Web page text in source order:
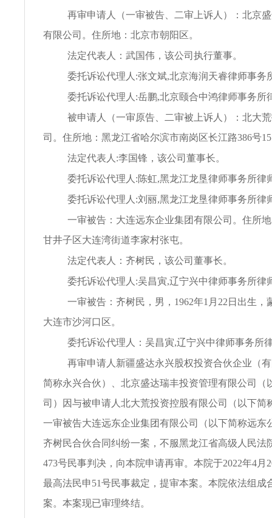
再审申请人（一审被告、二审上诉人）：北京
有限公司。住所地：北京市朝阳区。
法定代表人：武国伟，该公司执行董事。
委托诉讼代理人:张文斌,北京海润天睿律师事务
委托诉讼代理人:岳鹏,北京颐合中鸿律师事务所
被申请人（一审原告、二审被上诉人）：北大
司。住所地：黑龙江省哈尔滨市南岗区长江路386号
法定代表人:李国锋，该公司董事长。
委托诉讼代理人:陈虹,黑龙江龙垦律师事务所律
委托诉讼代理人:刘丽,黑龙江龙垦律师事务所律
一审被告：大连远东企业集团有限公司。住所
甘井子区大连湾街道李家村张屯。
法定代表人：齐树民，该公司董事长。
委托诉讼代理人:吴昌寅,辽宁兴中律师事务所律
一审被告：齐树民，男，1962年1月22日出生，
大连市沙河口区。
委托诉讼代理人：吴昌寅,辽宁兴中律师事务所
再审申请人新疆盛达永兴股权投资合伙企业（
简称永兴合伙）、北京盛达瑞丰投资管理有限公司（
司）因与被申请人北大荒投资控股有限公司（以下简
一审被告大连远东企业集团有限公司（以下简称远东
齐树民合伙合同纠纷一案，不服黑龙江省高级人民法
473号民事判决，向本院申请再审。本院于2022年4月
最高法民申51号民事裁定，提审本案。本院依法组成
案。本案现已审理终结。